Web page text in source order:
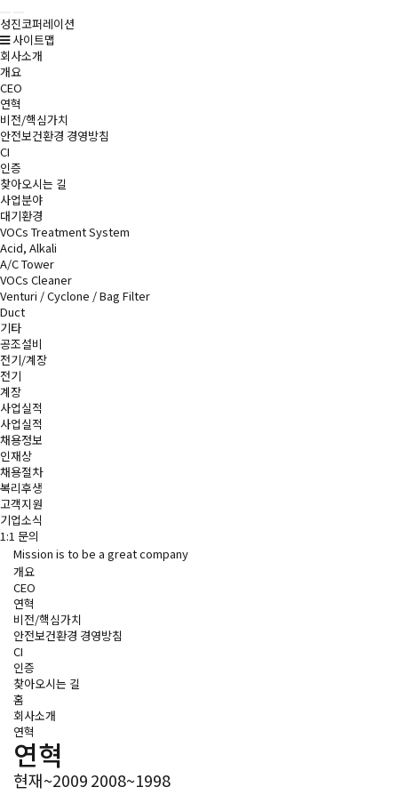
성진코퍼레이션
사이트맵
회사소개
개요
CEO
연혁
비전/핵심가치
안전보건환경 경영방침
CI
인증
찾아오시는 길
사업분야
대기환경
VOCs Treatment System
Acid, Alkali
A/C Tower
VOCs Cleaner
Venturi / Cyclone / Bag Filter
Duct
기타
공조설비
전기/계장
전기
계장
사업실적
사업실적
채용정보
인재상
채용절차
복리후생
고객지원
기업소식
1:1 문의
Mission is to be a great company
개요
CEO
연혁
비전/핵심가치
안전보건환경 경영방침
CI
인증
찾아오시는 길
홈
회사소개
연혁
연혁
현재~20092008~1998